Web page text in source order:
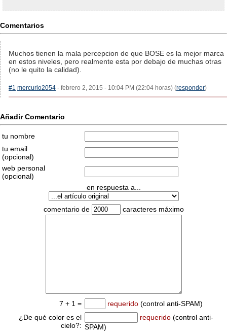
Comentarios
Muchos tienen la mala percepcion de que BOSE es la mejor marca
en estos niveles, pero realmente esta por debajo de muchas otras
(no le quito la calidad).
#1 mercurio2054 - febrero 2, 2015 - 10:04 PM (22:04 horas) (responder)
Añadir Comentario
tu nombre
tu email
(opcional)
web personal
(opcional)
en respuesta a...
comentario de caracteres máximo
7 + 1 = requerido (control anti-SPAM)
¿De qué color es el
cielo?:
requerido (control anti-
SPAM)